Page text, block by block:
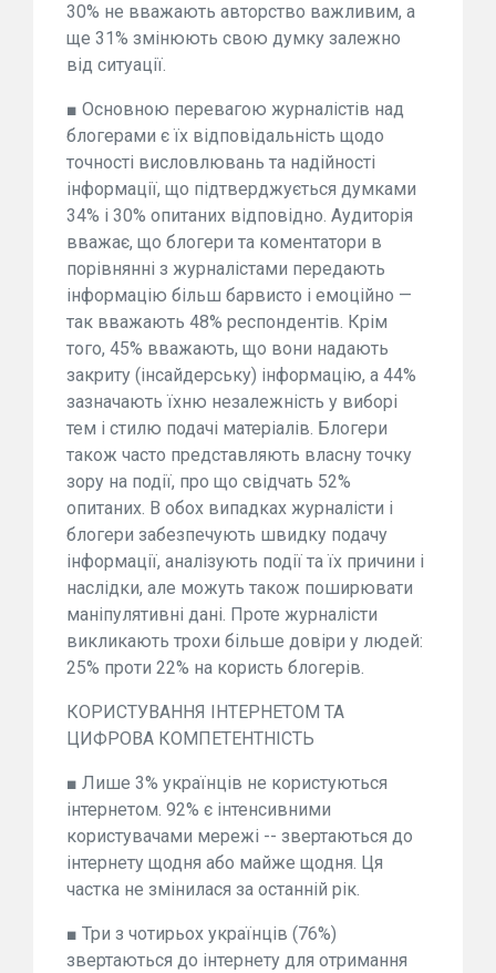
30% не вважають авторство важливим, а
ще 31% змінюють свою думку залежно
від ситуації.
■ Основною перевагою журналістів над
блогерами є їх відповідальність щодо
точності висловлювань та надійності
інформації, що підтверджується думками
34% і 30% опитаних відповідно. Аудиторія
вважає, що блогери та коментатори в
порівнянні з журналістами передають
інформацію більш барвисто і емоційно —
так вважають 48% респондентів. Крім
того, 45% вважають, що вони надають
закриту (інсайдерську) інформацію, а 44%
зазначають їхню незалежність у виборі
тем і стилю подачі матеріалів. Блогери
також часто представляють власну точку
зору на події, про що свідчать 52%
опитаних. В обох випадках журналісти і
блогери забезпечують швидку подачу
інформації, аналізують події та їх причини і
наслідки, але можуть також поширювати
маніпулятивні дані. Проте журналісти
викликають трохи більше довіри у людей:
25% проти 22% на користь блогерів.
КОРИСТУВАННЯ ІНТЕРНЕТОМ ТА
ЦИФРОВА КОМПЕТЕНТНІСТЬ
■ Лише 3% українців не користуються
інтернетом. 92% є інтенсивними
користувачами мережі -- звертаються до
інтернету щодня або майже щодня. Ця
частка не змінилася за останній рік.
■ Три з чотирьох українців (76%)
звертаються до інтернету для отримання